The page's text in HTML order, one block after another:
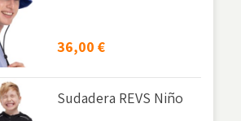
36,00€
Sudadera REVS Niño